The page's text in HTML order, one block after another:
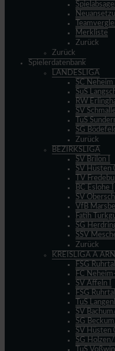
Merkliste
Zurück
Zurück
Spielerdatenbank
LANDESLIGA
SC Neheim I
SuS
RW
SV
TuS
SG
Zurück
BEZIRKSLIGA
SV Brilon I
SV Hüsten
TV
BC Eslohe I
SV
VfB
Fatih
SG
SSV
Zurück
KREISLIGA A
FSG Ruhrtal
FC
SV Affeln I
FSG Ruhrtal
TuS
SV
SG
SV Hüsten
SG Holzen/